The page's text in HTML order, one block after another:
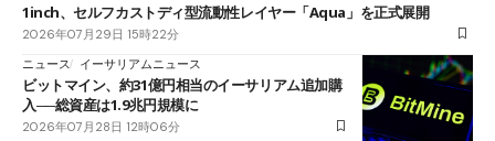
1inch、セルフカストディ型流動性レイヤー「Aqua」を正式展開
2026年07月29日 15時22分
ニュース
イーサリアムニュース
ビットマイン、約31億円相当のイーサリアム追加購
入──総資産は1.9兆円規模に
2026年07月28日 12時06分